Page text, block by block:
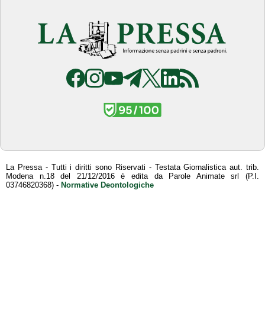
La Pressa - Tutti i diritti sono Riservati - Testata Giornalistica aut. trib.
Modena n.18 del 21/12/2016 è edita da Parole Animate srl (P.I.
03746820368) - Normative Deontologiche